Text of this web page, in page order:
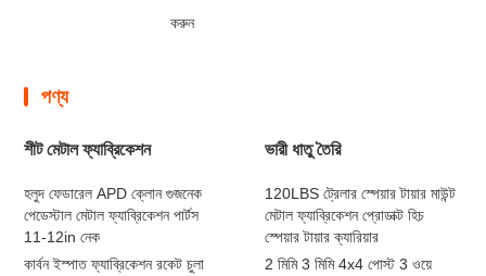
করুন
পণ্য
শীট মেটাল ফ্যাব্রিকেশন
হলুদ ফেডারেল APD ক্লোন গুজনেক
পেডেস্টাল মেটাল ফ্যাব্রিকেশন পার্টস
11-12in নেক
কার্বন ইস্পাত ফ্যাব্রিকেশন রকেট চুলা
ভারী ধাতু তৈরি
120LBS ট্রেলার স্পেয়ার টায়ার মাউন্ট
মেটাল ফ্যাব্রিকেশন প্রোডাক্ট হিচ
স্পেয়ার টায়ার ক্যারিয়ার
2 মিমি 3 মিমি 4x4 পোস্ট 3 ওয়ে